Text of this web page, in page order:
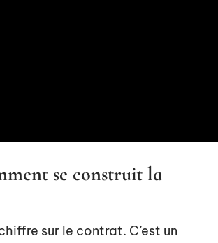
se construit la
sur le contrat. C’est un